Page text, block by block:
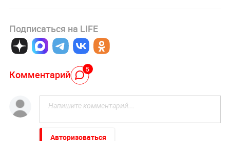
Подписаться на LIFE
Комментарий 5
Авторизоваться